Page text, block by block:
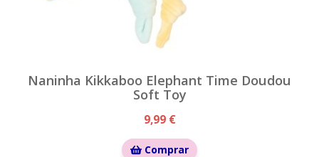
Naninha Kikkaboo Elephant Time Doudou
Soft Toy
9,99 €
Comprar